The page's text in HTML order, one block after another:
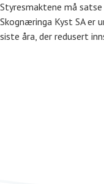
Styresmaktene må
Skognæringa Kyst SA er
siste åra, der redusert